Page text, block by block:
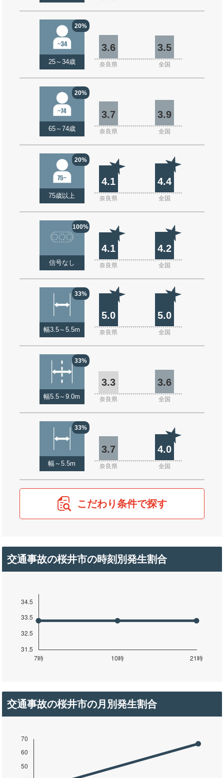
20%
25～34歳
3.6 3.5
奈良県 全国
20%
65～74歳
3.7 3.9
奈良県 全国
20%
75歳以上
4.1 4.4
奈良県 全国
100%
信号なし
4.1 4.2
奈良県 全国
33%
幅3.5～5.5m
5.0 5.0
奈良県 全国
33%
幅5.5～9.0m
3.3 3.6
奈良県 全国
33%
幅～5.5m
3.7 4.0
奈良県 全国
こだわり条件で探す
交通事故の桜井市の時刻別発生割合
交通事故の桜井市の月別発生割合